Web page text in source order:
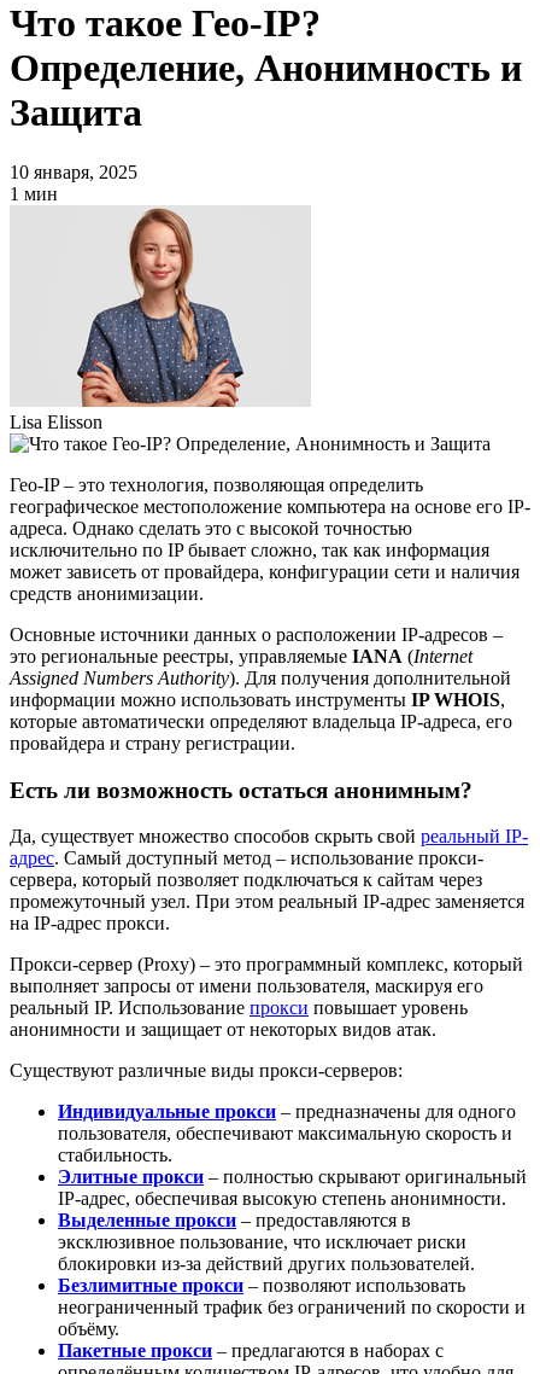
Что такое Гео-IP?
Определение, Анонимность и
Защита
10 января, 2025
1 мин
Lisa Elisson
Гео-IP – это технология, позволяющая определить
географическое местоположение компьютера на основе его IP-
адреса. Однако сделать это с высокой точностью
исключительно по IP бывает сложно, так как информация
может зависеть от провайдера, конфигурации сети и наличия
средств анонимизации.
Основные источники данных о расположении IP-адресов –
это региональные реестры, управляемые IANA (Internet
Assigned Numbers Authority). Для получения дополнительной
информации можно использовать инструменты IP WHOIS,
которые автоматически определяют владельца IP-адреса, его
провайдера и страну регистрации.
Есть ли возможность остаться анонимным?
Да, существует множество способов скрыть свой реальный IP-
адрес. Самый доступный метод – использование прокси-
сервера, который позволяет подключаться к сайтам через
промежуточный узел. При этом реальный IP-адрес заменяется
на IP-адрес прокси.
Прокси-сервер (Proxy) – это программный комплекс, который
выполняет запросы от имени пользователя, маскируя его
реальный IP. Использование прокси повышает уровень
анонимности и защищает от некоторых видов атак.
Существуют различные виды прокси-серверов:
Индивидуальные прокси – предназначены для одного
пользователя, обеспечивают максимальную скорость и
стабильность.
Элитные прокси – полностью скрывают оригинальный
IP-адрес, обеспечивая высокую степень анонимности.
Выделенные прокси – предоставляются в
эксклюзивное пользование, что исключает риски
блокировки из-за действий других пользователей.
Безлимитные прокси – позволяют использовать
неограниченный трафик без ограничений по скорости и
объёму.
Пакетные прокси – предлагаются в наборах с